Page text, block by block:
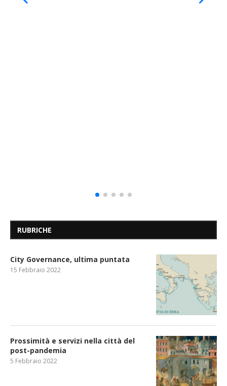
RUBRICHE
City Governance, ultima puntata
15 Febbraio 2022
Prossimità e servizi nella città del
post-pandemia
5 Febbraio 2022